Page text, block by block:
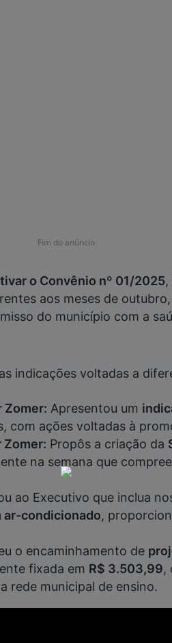
Fim do anúncio
o Convênio nº 01/2025
aos meses de
do município com a
indicações voltadas a
Zomer: Apresentou um
com ações voltadas à
Zomer: Propôs a criação da
na semana que
ao Executivo que inclua
ar-condicionado,
o encaminhamento de
fixada em R$ 3.503,99,
rede municipal de ensino.